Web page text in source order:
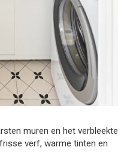
muren en het verbleekte
verf, warme tinten en